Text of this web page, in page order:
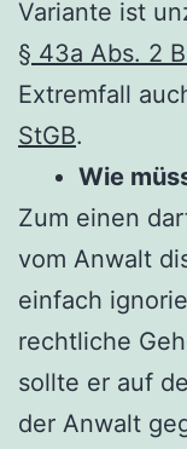
Variante ist
§ 43a Abs. 2
Extremfall
StGB.
Wie
Zum einen
vom Anwalt
einfach
rechtliche
sollte er auf
der Anwalt